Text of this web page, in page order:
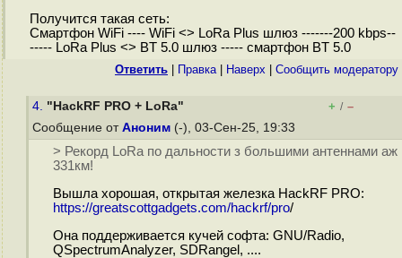
Получится такая сеть:
Смартфон WiFi ---- WiFi <> LoRa Plus шлюз -------200 kbps--
----- LoRa Plus <> BT 5.0 шлюз ----- смартфон BT 5.0
Ответить Правка| Наверх Cообщить модератору
4. "HackRF PRO + LoRa" + / –
Сообщение от Аноним (-), 03-Сен-25, 19:33
> Рекорд LoRa по дальности з большими антеннами аж
331км!
Вышла хорошая, открытая железка HackRF PRO:
https://greatscottgadgets.com/hackrf/pro/
Она поддерживается кучей софта: GNU/Radio,
QSpectrumAnalyzer, SDRangel, ....